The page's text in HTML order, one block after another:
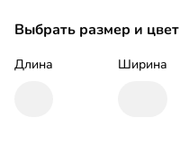
Выбрать размер и цвет
Длина Ширина